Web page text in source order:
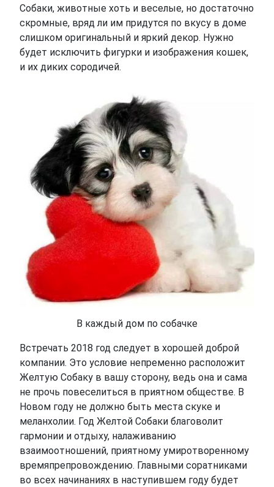
Собаки, животные хоть и веселые, но достаточно
скромные, вряд ли им придутся по вкусу в доме
слишком оригинальный и яркий декор. Нужно
будет исключить фигурки и изображения кошек,
и их диких сородичей.
В каждый дом по собачке
Встречать 2018 год следует в хорошей доброй
компании. Это условие непременно расположит
Желтую Собаку в вашу сторону, ведь она и сама
не прочь повеселиться в приятном обществе. В
Новом году не должно быть места скуке и
меланхолии. Год Желтой Собаки благоволит
гармонии и отдыху, налаживанию
взаимоотношений, приятному умиротворенному
времяпрепровождению. Главными соратниками
во всех начинаниях в наступившем году будет